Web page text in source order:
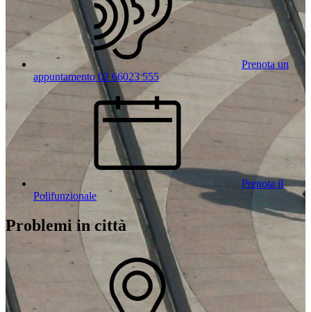
Prenota un
appuntamento 02 66023 555
Prenota il
Polifunzionale
Problemi in città